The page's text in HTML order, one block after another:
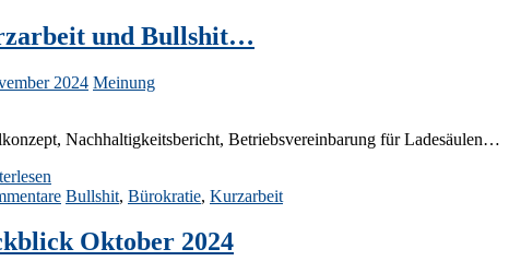
und Bullshit…
2024 Meinung
Nachhaltigkeitsbericht, Betriebsvereinbarung für Ladesäulen…
Bullshit, Bürokratie, Kurzarbeit
Oktober 2024